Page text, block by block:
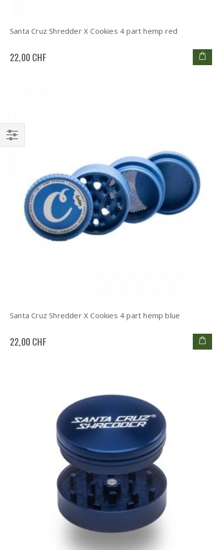
Santa Cruz Shredder X Cookies 4 part hemp red
22,00 CHF
Santa Cruz Shredder X Cookies 4 part hemp blue
22,00 CHF
Einkaufsoptionen